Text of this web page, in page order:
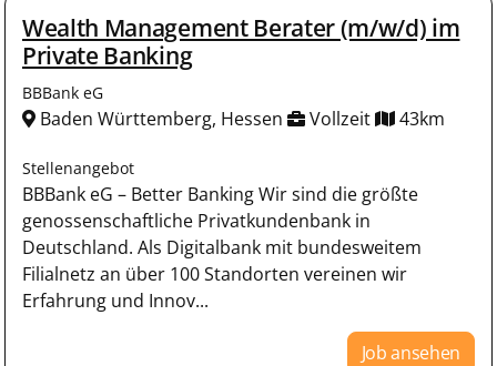
Wealth Management Berater (m/w/d) im
Private Banking
BBBank eG
Baden Württemberg, Hessen Vollzeit 43km
Stellenangebot
BBBank eG – Better Banking Wir sind die größte
genossenschaftliche Privatkundenbank in
Deutschland. Als Digitalbank mit bundesweitem
Filialnetz an über 100 Standorten vereinen wir
Erfahrung und Innov...
Job ansehen